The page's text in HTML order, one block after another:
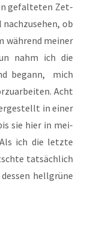
gefal­te­ten Zet­
ob
wäh­rend mei­ner
nahm ich die
begann, mich
Acht
in einer
sie hier in mei­
ich die letz­te
tat­säch­lich
hell­grü­ne